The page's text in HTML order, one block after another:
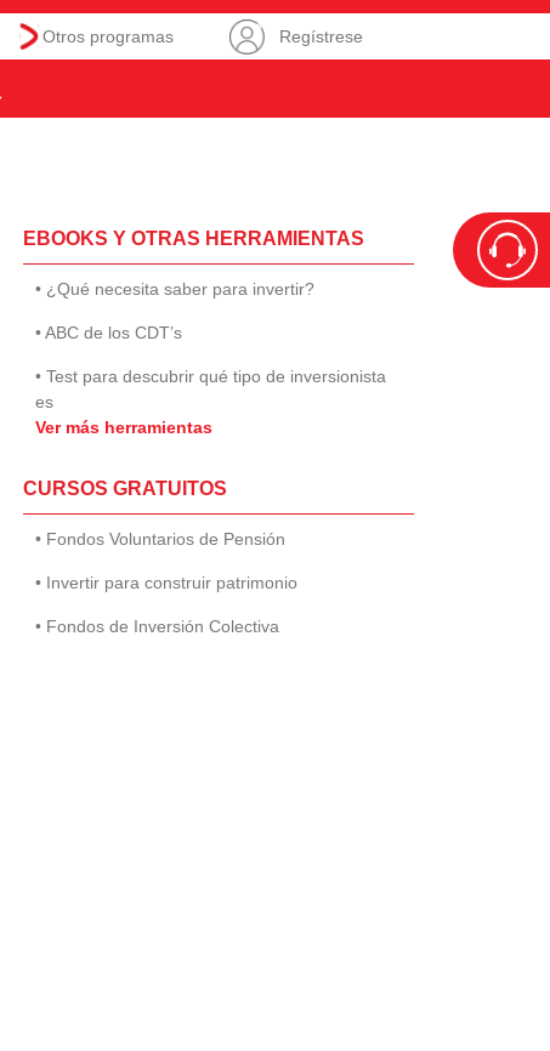
Otros programas Regístrese
EBOOKS Y OTRAS HERRAMIENTAS
• ¿Qué necesita saber para invertir?
• ABC de los CDT’s
• Test para descubrir qué tipo de inversionista
es
Ver más herramientas
CURSOS GRATUITOS
• Fondos Voluntarios de Pensión
• Invertir para construir patrimonio
• Fondos de Inversión Colectiva